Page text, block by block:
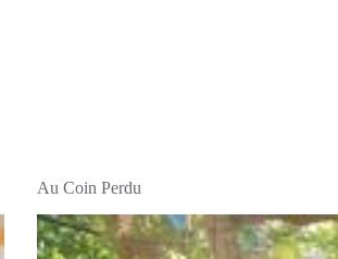
Au Coin Perdu